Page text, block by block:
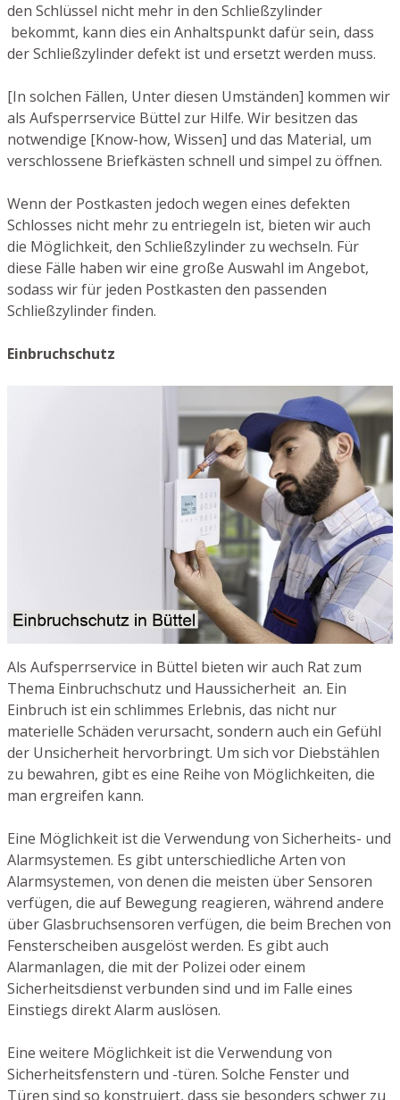
den Schlüssel nicht mehr in den Schließzylinder
bekommt, kann dies ein Anhaltspunkt dafür sein, dass
der Schließzylinder defekt ist und ersetzt werden muss.
[In solchen Fällen, Unter diesen Umständen] kommen wir
als Aufsperrservice Büttel zur Hilfe. Wir besitzen das
notwendige [Know-how, Wissen] und das Material, um
verschlossene Briefkästen schnell und simpel zu öffnen.
Wenn der Postkasten jedoch wegen eines defekten
Schlosses nicht mehr zu entriegeln ist, bieten wir auch
die Möglichkeit, den Schließzylinder zu wechseln. Für
diese Fälle haben wir eine große Auswahl im Angebot,
sodass wir für jeden Postkasten den passenden
Schließzylinder finden.
Einbruchschutz
Als Aufsperrservice in Büttel bieten wir auch Rat zum
Thema Einbruchschutz und Haussicherheit an. Ein
Einbruch ist ein schlimmes Erlebnis, das nicht nur
materielle Schäden verursacht, sondern auch ein Gefühl
der Unsicherheit hervorbringt. Um sich vor Diebstählen
zu bewahren, gibt es eine Reihe von Möglichkeiten, die
man ergreifen kann.
Eine Möglichkeit ist die Verwendung von Sicherheits- und
Alarmsystemen. Es gibt unterschiedliche Arten von
Alarmsystemen, von denen die meisten über Sensoren
verfügen, die auf Bewegung reagieren, während andere
über Glasbruchsensoren verfügen, die beim Brechen von
Fensterscheiben ausgelöst werden. Es gibt auch
Alarmanlagen, die mit der Polizei oder einem
Sicherheitsdienst verbunden sind und im Falle eines
Einstiegs direkt Alarm auslösen.
Eine weitere Möglichkeit ist die Verwendung von
Sicherheitsfenstern und -türen. Solche Fenster und
Türen sind so konstruiert, dass sie besonders schwer zu